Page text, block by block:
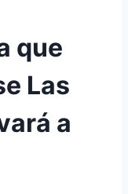
que
Las
a